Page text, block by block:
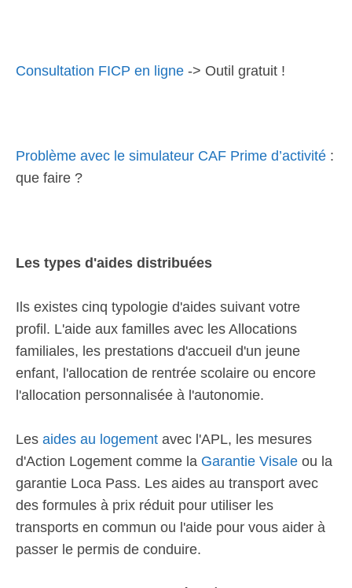
Consultation FICP en ligne -> Outil gratuit !
Problème avec le simulateur CAF Prime d’activité :
que faire ?
Les types d'aides distribuées
Ils existes cinq typologie d'aides suivant votre
profil. L'aide aux familles avec les Allocations
familiales, les prestations d'accueil d'un jeune
enfant, l'allocation de rentrée scolaire ou encore
l'allocation personnalisée à l'autonomie.
Les aides au logement avec l'APL, les mesures
d'Action Logement comme la Garantie Visale ou la
garantie Loca Pass. Les aides au transport avec
des formules à prix réduit pour utiliser les
transports en commun ou l'aide pour vous aider à
passer le permis de conduire.